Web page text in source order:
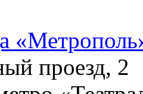
проезд, 2